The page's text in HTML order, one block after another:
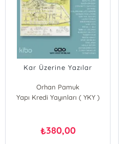
Kar Üzerine Yazılar
Orhan Pamuk
Yapı Kredi Yayınları ( YKY )
₺380,00